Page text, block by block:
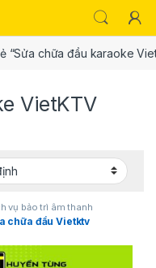
“Sửa chữa đầu karaoke
VietKTV
vụ bảo trì âm thanh
chữa đầu Vietktv